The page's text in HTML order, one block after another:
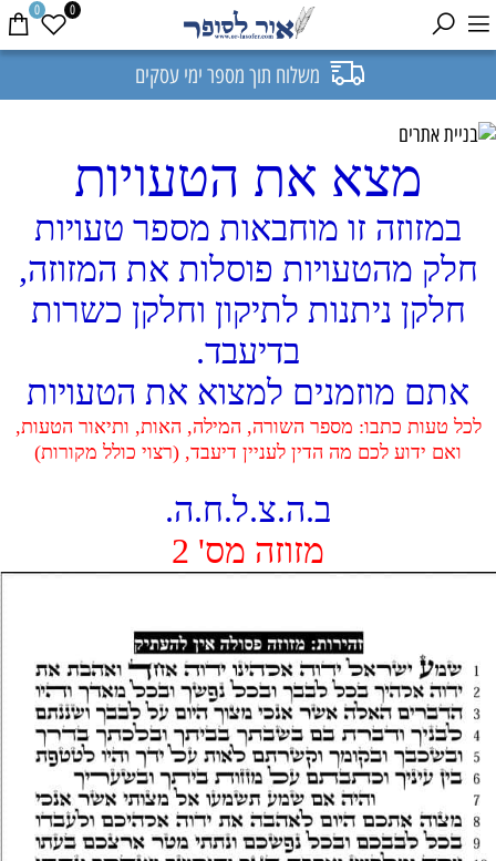
משלוח תוך מספר ימי עסקים
0 0
מצא את הטעויות
במזוזה זו מוחבאות מספר טעויות
חלק מהטעויות פוסלות את המזוזה,
חלקן ניתנות לתיקון וחלקן כשרות
בדיעבד.
אתם מוזמנים למצוא את הטעויות
לכל טעות כתבו: מספר השורה, המילה, האות, ותיאור הטעות,
ואם ידוע לכם מה הדין לעניין דיעבד, (רצוי כולל מקורות)
ב.ה.צ.ל.ח.ה.
מזוזה מס' 2